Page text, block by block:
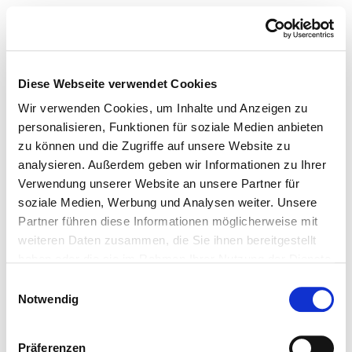
Diese Webseite verwendet Cookies
Wir verwenden Cookies, um Inhalte und Anzeigen zu
personalisieren, Funktionen für soziale Medien anbieten
zu können und die Zugriffe auf unsere Website zu
analysieren. Außerdem geben wir Informationen zu Ihrer
Verwendung unserer Website an unsere Partner für
soziale Medien, Werbung und Analysen weiter. Unsere
Partner führen diese Informationen möglicherweise mit
weiteren Daten zusammen, die Sie ihnen bereitgestellt
Notwendig
Präferenzen